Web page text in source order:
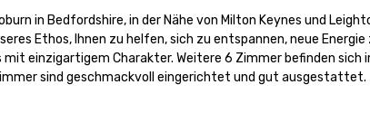
in Bedfordshire, in der Nähe von Milton Keynes und
Ethos, Ihnen zu helfen, sich zu entspannen, neue
einzigartigem Charakter. Weitere 6 Zimmer befinden
sind geschmackvoll eingerichtet und gut ausgestattet.